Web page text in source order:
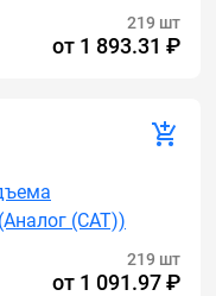
219 шт
от 1 893.31 ₽
(САТ))
219 шт
от 1 091.97 ₽